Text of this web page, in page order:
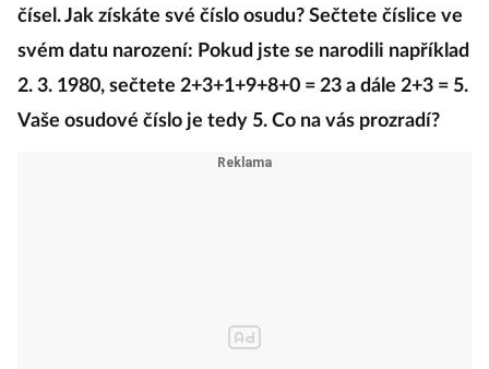
čísel. Jak získáte své číslo osudu? Sečtete číslice ve
svém datu narození: Pokud jste se narodili například
2. 3. 1980, sečtete 2+3+1+9+8+0 = 23 a dále 2+3 = 5.
Vaše osudové číslo je tedy 5. Co na vás prozradí?